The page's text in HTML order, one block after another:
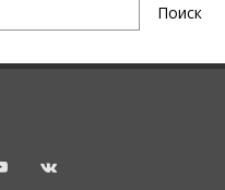
Поиск